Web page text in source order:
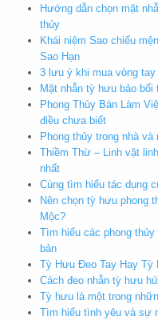
Hướng dẫn chọn mặt
thủy
Khái niệm Sao chiếu
Sao Hạn
3 lưu ý khi mua vòng
Mặt nhẫn tỳ hưu bảo bối
Phong Thủy Bàn Làm
điều chưa biết
Phong thủy trong nhà
Thiềm Thừ – Linh vật
nhất
Cùng tìm hiểu tác dụng
Nên chọn tỳ hưu phong
Mộc?
Tìm hiểu các phong
bản
Tỳ Hưu Đeo Tay Hay Tỳ
Cách đeo nhẫn tỳ hưu
Tỳ hưu là một trong
Tìm hiểu tình yêu và sự